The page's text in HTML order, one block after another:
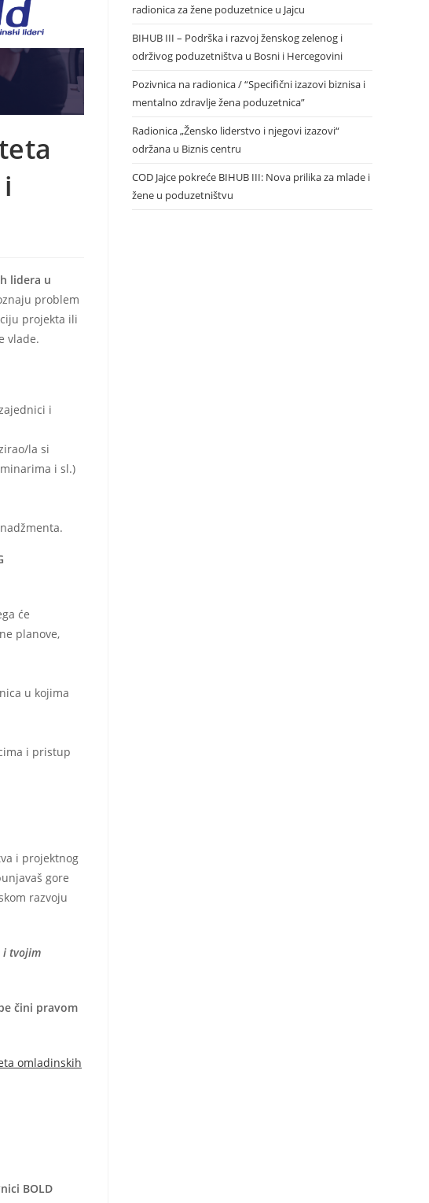
lidera u
problem
projekta ili
vlade.
i
la si
i sl.)
će
planove,
u kojima
i pristup
i projektnog
gore
razvoju
i tvojim
čini pravom
omladinskih
BOLD
radionica za žene poduzetnice u Jajcu
BIHUB III – Podrška i razvoj ženskog zelenog i
održivog poduzetništva u Bosni i Hercegovini
Pozivnica na radionica / “Specifični izazovi biznisa i
mentalno zdravlje žena poduzetnica”
Radionica „Žensko liderstvo i njegovi izazovi“
održana u Biznis centru
COD Jajce pokreće BIHUB III: Nova prilika za mlade i
žene u poduzetništvu